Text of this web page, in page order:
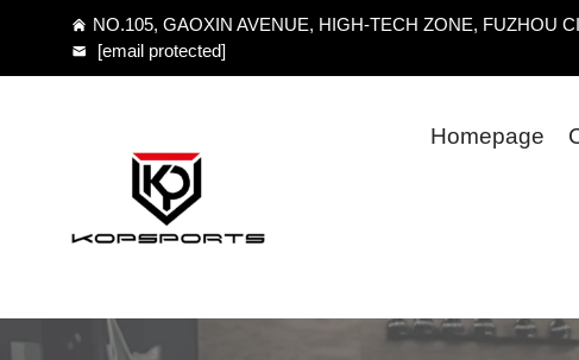
NO.105, GAOXIN AVENUE, HIGH-TECH ZONE, FUZHOU
[email protected]
Homepage